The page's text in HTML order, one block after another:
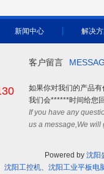
新闻中心 解决
客户留言
如果你对我们的产品
我们会******时间给您
If you have any
us a message,We will
Powered by沈阳
沈阳工控机、 沈阳工业平板电